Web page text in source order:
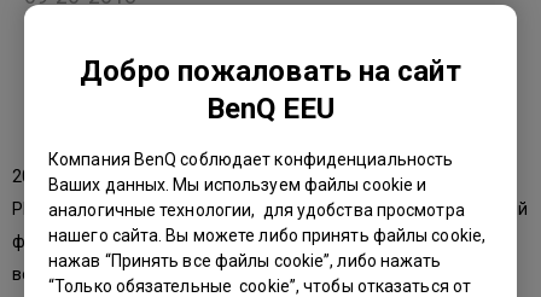
Добро пожаловать на сайт
BenQ EEU
Компания BenQ соблюдает конфиденциальность
Ваших данных. Мы используем файлы cookie и
аналогичные технологии, для удобства просмотра
нашего сайта. Вы можете либо принять файлы cookie,
нажав “Принять все файлы cookie”, либо нажать
“Только обязательные cookie”, чтобы отказаться от
20 сентября прошел мастер-класс "Цвет и кривые в Adobe
Photoshop", который провел Стив Ласмин - профессиональный
фотограф, ретушер, преподаватель ретуши и фотографии,
ведущий преподаватель Фотошколы Михаила Панина.